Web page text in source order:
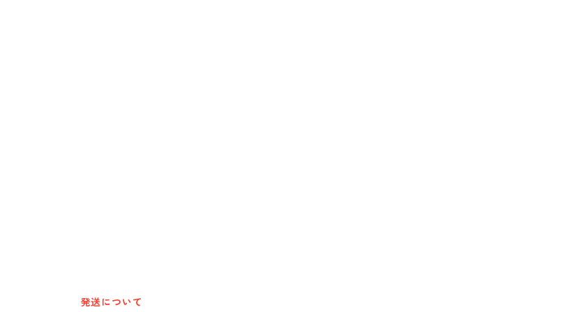
発送について